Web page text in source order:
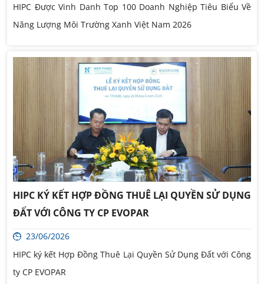
HIPC Được Vinh Danh Top 100 Doanh Nghiệp Tiêu Biểu Về
Năng Lượng Môi Trường Xanh Việt Nam 2026
HIPC KÝ KẾT HỢP ĐỒNG THUÊ LẠI QUYỀN SỬ DỤNG
ĐẤT VỚI CÔNG TY CP EVOPAR
23/06/2026
HIPC ký kết Hợp Đồng Thuê Lại Quyền Sử Dụng Đất với Công
ty CP EVOPAR